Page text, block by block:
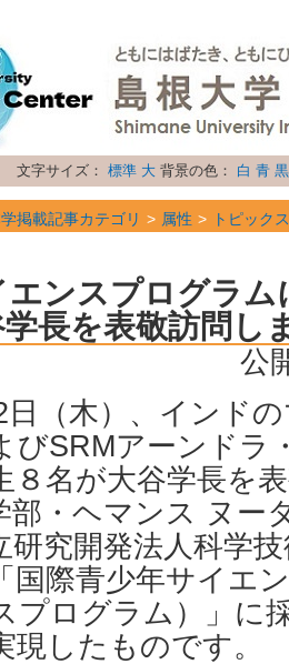
文字サイズ： 標準 大 背景の色： 白 青 黒
掲載記事カテゴリ 属性 トピックス
エンスプログラ
学長を表敬訪問し
公
日（木）、インド
びSRMアーンドラ
８名が大谷学長を
部・ヘマンス ヌー
研究開発法人科学
国際青少年サイエ
プログラム）」に
現したものです。